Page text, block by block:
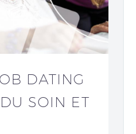
DATING
SOIN ET